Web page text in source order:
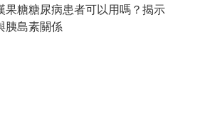
果糖糖尿病患者可以用嗎？揭示
胰島素關係